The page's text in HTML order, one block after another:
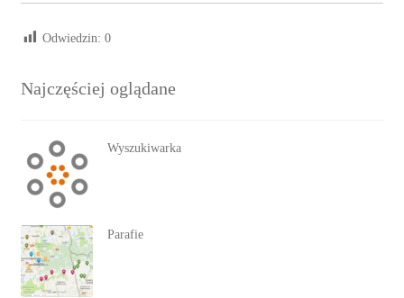
Odwiedzin: 0
Najczęściej oglądane
Wyszukiwarka
Parafie